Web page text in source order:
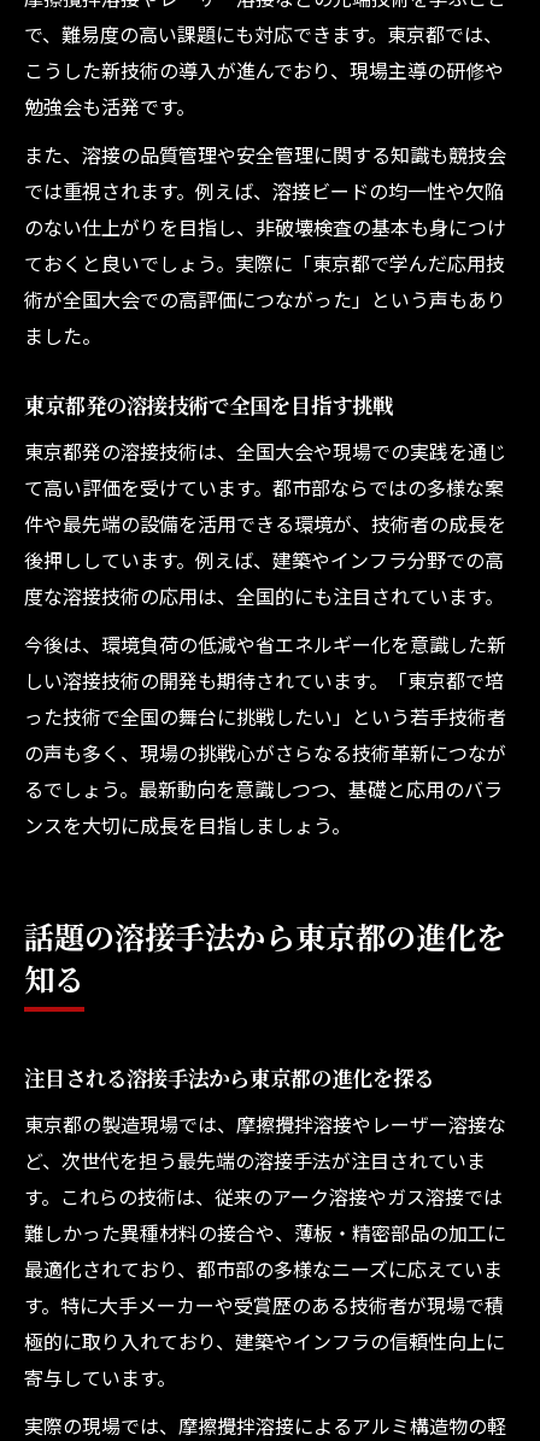
で、難易度の高い課題にも対応できます。東京都では、
こうした新技術の導入が進んでおり、現場主導の研修や
勉強会も活発です。
また、溶接の品質管理や安全管理に関する知識も競技会
では重視されます。例えば、溶接ビードの均一性や欠陥
のない仕上がりを目指し、非破壊検査の基本も身につけ
ておくと良いでしょう。実際に「東京都で学んだ応用技
術が全国大会での高評価につながった」という声もあり
ました。
東京都発の溶接技術で全国を目指す挑戦
東京都発の溶接技術は、全国大会や現場での実践を通じ
て高い評価を受けています。都市部ならではの多様な案
件や最先端の設備を活用できる環境が、技術者の成長を
後押ししています。例えば、建築やインフラ分野での高
度な溶接技術の応用は、全国的にも注目されています。
今後は、環境負荷の低減や省エネルギー化を意識した新
しい溶接技術の開発も期待されています。「東京都で培
った技術で全国の舞台に挑戦したい」という若手技術者
の声も多く、現場の挑戦心がさらなる技術革新につなが
るでしょう。最新動向を意識しつつ、基礎と応用のバラ
ンスを大切に成長を目指しましょう。
話題の溶接手法から東京都の進化を
知る
注目される溶接手法から東京都の進化を探る
東京都の製造現場では、摩擦攪拌溶接やレーザー溶接な
ど、次世代を担う最先端の溶接手法が注目されていま
す。これらの技術は、従来のアーク溶接やガス溶接では
難しかった異種材料の接合や、薄板・精密部品の加工に
最適化されており、都市部の多様なニーズに応えていま
す。特に大手メーカーや受賞歴のある技術者が現場で積
極的に取り入れており、建築やインフラの信頼性向上に
寄与しています。
実際の現場では、摩擦攪拌溶接によるアルミ構造物の軽